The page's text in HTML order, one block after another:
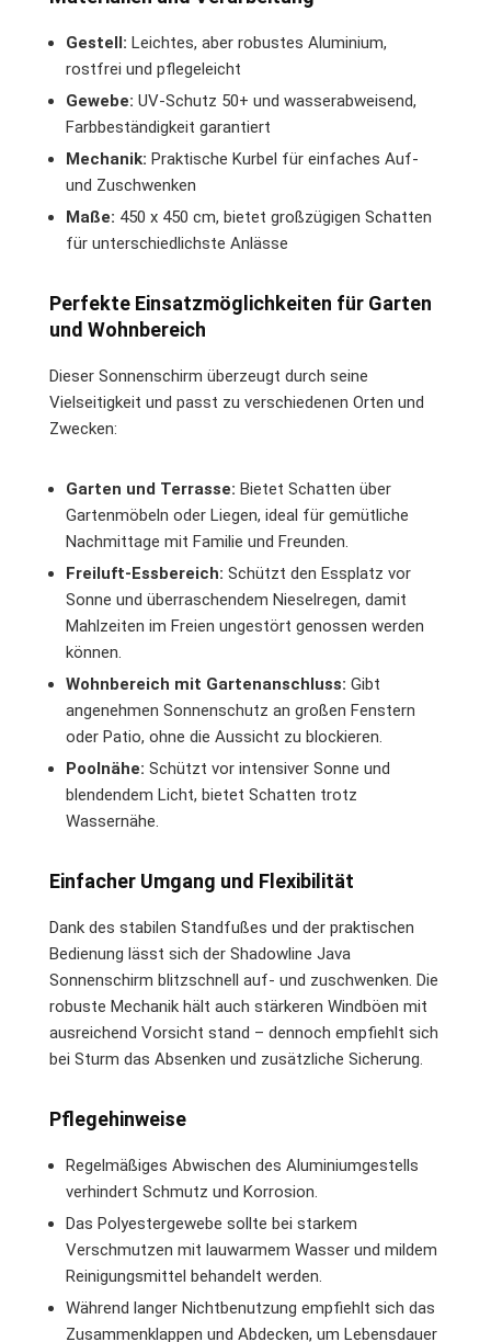
Gestell: Leichtes, aber robustes Aluminium,
rostfrei und pflegeleicht
Gewebe: UV-Schutz 50+ und wasserabweisend,
Farbbeständigkeit garantiert
Mechanik: Praktische Kurbel für einfaches Auf-
und Zuschwenken
Maße: 450 x 450 cm, bietet großzügigen Schatten
für unterschiedlichste Anlässe
Perfekte Einsatzmöglichkeiten für Garten
und Wohnbereich
Dieser Sonnenschirm überzeugt durch seine
Vielseitigkeit und passt zu verschiedenen Orten und
Zwecken:
Garten und Terrasse: Bietet Schatten über
Gartenmöbeln oder Liegen, ideal für gemütliche
Nachmittage mit Familie und Freunden.
Freiluft-Essbereich: Schützt den Essplatz vor
Sonne und überraschendem Nieselregen, damit
Mahlzeiten im Freien ungestört genossen werden
können.
Wohnbereich mit Gartenanschluss: Gibt
angenehmen Sonnenschutz an großen Fenstern
oder Patio, ohne die Aussicht zu blockieren.
Poolnähe: Schützt vor intensiver Sonne und
blendendem Licht, bietet Schatten trotz
Wassernähe.
Einfacher Umgang und Flexibilität
Dank des stabilen Standfußes und der praktischen
Bedienung lässt sich der Shadowline Java
Sonnenschirm blitzschnell auf- und zuschwenken. Die
robuste Mechanik hält auch stärkeren Windböen mit
ausreichend Vorsicht stand – dennoch empfiehlt sich
bei Sturm das Absenken und zusätzliche Sicherung.
Pflegehinweise
Regelmäßiges Abwischen des Aluminiumgestells
verhindert Schmutz und Korrosion.
Das Polyestergewebe sollte bei starkem
Verschmutzen mit lauwarmem Wasser und mildem
Reinigungsmittel behandelt werden.
Während langer Nichtbenutzung empfiehlt sich das
Zusammenklappen und Abdecken, um Lebensdauer